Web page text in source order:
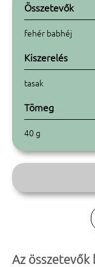
Összetevők
fehér babhéj
Kiszerelés
tasak
Tömeg
40 g
Az összetevők